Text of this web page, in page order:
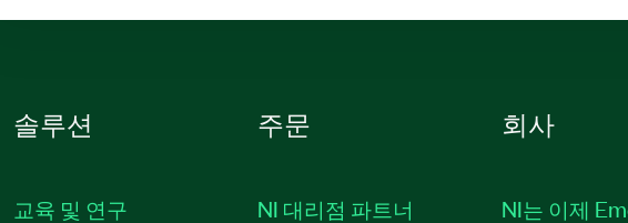
솔루션
교육 및 연구
주문
NI 대리점 파트너
회사
NI는 이제